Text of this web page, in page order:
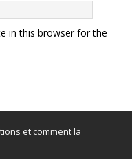
in this browser for the
et comment la